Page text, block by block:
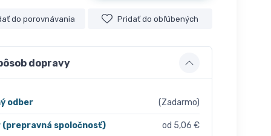
do porovnávania Pridať do obľúbených
dopravy
odber (Zadarmo)
(prepravná spoločnosť) od 5,06 €